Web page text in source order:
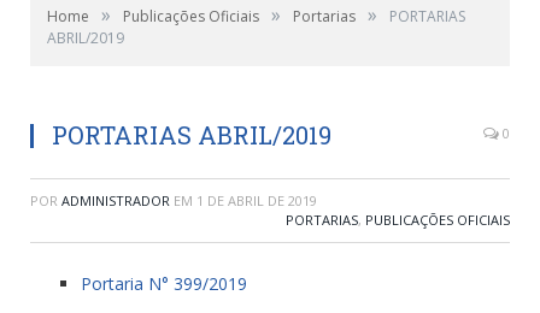
Home » Publicações Oficiais » Portarias »
PORTARIAS
ABRIL/2019
PORTARIAS ABRIL/2019 0
POR ADMINISTRADOR EM 1 DE ABRIL DE 2019
PORTARIAS, PUBLICAÇÕES OFICIAIS
Portaria N° 399/2019